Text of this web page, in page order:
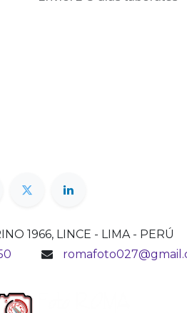
1966, LINCE - LIMA - PERÚ